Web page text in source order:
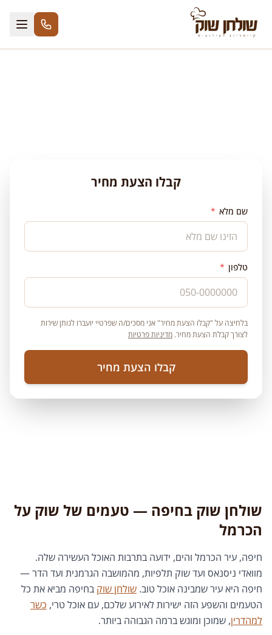
קבלו הצעת מחיר
שם מלא *
טלפון *
בלחיצה על "קבלו הצעת מחיר" אני מסכים/ה שפרטיי יועברו לנותן שירות
לצורך קבלת הצעת מחיר. מדיניות פרטיות
קבלו הצעת מחיר
שולחן שוק בחיפה — טעמים של שוק על
הכרמל
חיפה, עיר הכרמל והים, ידועה בתרבות האוכל העשירה שלה.
מוואדי ניסנאס ועד שוק תלפיות, מהמושבה הגרמנית ועד הדר —
חיפה היא עיר שמבינה אוכל טוב. שולחן שוק בחיפה מביא את כל
הטעמים והשפע הזה ישירות לאירוע שלכם, עם אוכל טרי, כשר
למהדרין, שמוכן ומוגש ברמה הגבוהה ביותר.